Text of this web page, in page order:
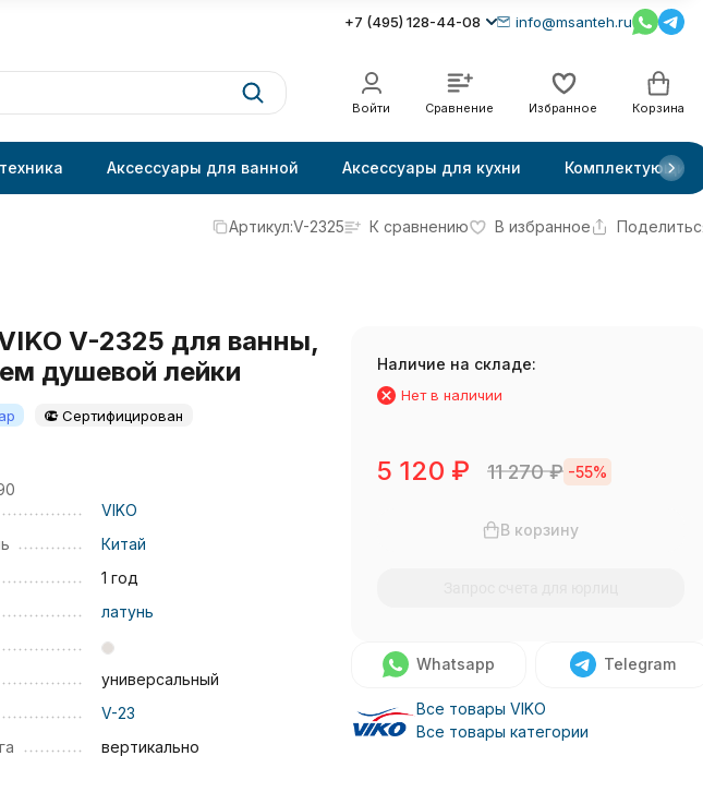
+7 (495) 128-44-08 info@msanteh.ru
Войти Сравнение Избранное Корзина
Аксессуары для ванной Аксессуары для кухни Комплектующие
Артикул:V-2325 К сравнению В избранное
V-2325 для ванны,
душевой лейки
Сертифицирован
VIKO
Китай
1 год
латунь
универсальный
V-23
вертикально
Наличие на складе:
Нет в наличии
5 120 ₽ 11 270₽ -55%
В корзину
Whatsapp Telegram
Все товары VIKO
Все товары категории